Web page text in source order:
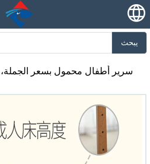
يبحث
سرير أطفال محمول بسعر